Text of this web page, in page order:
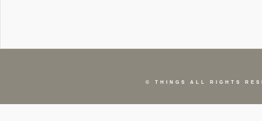
© THINGS ALL RIGHTS